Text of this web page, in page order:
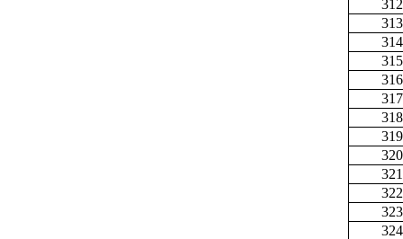
312
313
314
315
316
317
318
319
320
321
322
323
324